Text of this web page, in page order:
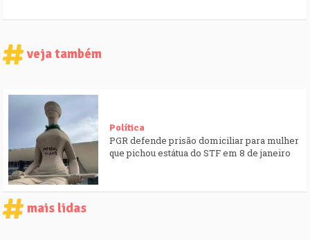
veja também
Política
PGR defende prisão domiciliar para mulher
que pichou estátua do STF em 8 de janeiro
mais lidas